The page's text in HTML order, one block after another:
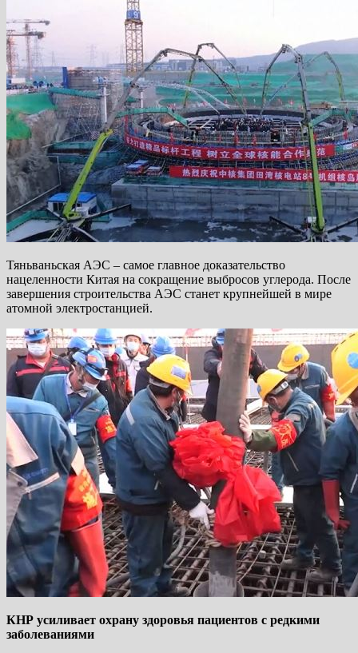
Тяньваньская АЭС – самое главное доказательство
нацеленности Китая на сокращение выбросов углерода. После
завершения строительства АЭС станет крупнейшей в мире
атомной электростанцией.
КНР усиливает охрану здоровья пациентов с редкими
заболеваниями